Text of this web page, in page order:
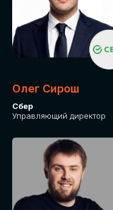
Олег Сирош
Сбер
Управляющий директор